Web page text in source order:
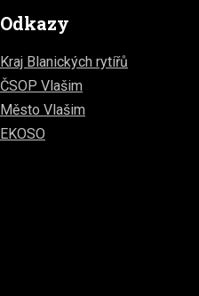
Odkazy
Kraj Blanických rytířů
ČSOP Vlašim
Město Vlašim
EKOSO